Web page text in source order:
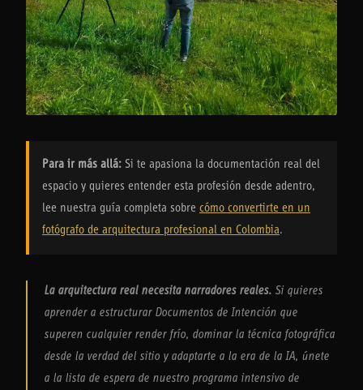
Para ir más allá: Si te apasiona la documentación real del
espacio y quieres entender esta profesión desde adentro,
lee nuestra guía completa sobre cómo convertirte en un
fotógrafo de arquitectura profesional en Colombia.
La arquitectura real necesita narradores reales. Si quieres
aprender a estructurar Documentos de Intención que
superen cualquier render frío, dominar la técnica fotográfica
desde la verdad del sitio y adaptarte a la era de la IA, únete
a la lista de espera de nuestro programa intensivo de